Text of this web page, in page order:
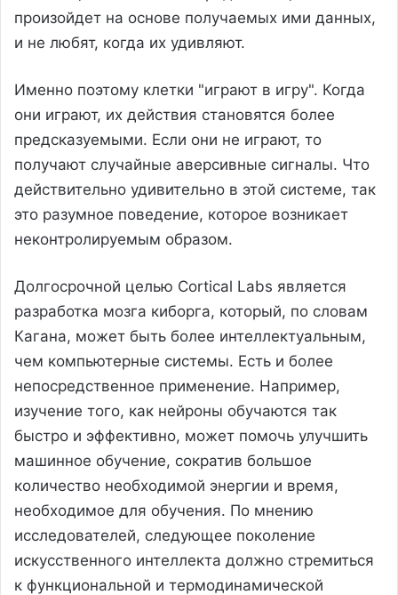
произойдет на основе получаемых ими данных,
и не любят, когда их удивляют.
Именно поэтому клетки "играют в игру". Когда
они играют, их действия становятся более
предсказуемыми. Если они не играют, то
получают случайные аверсивные сигналы. Что
действительно удивительно в этой системе, так
это разумное поведение, которое возникает
неконтролируемым образом.
Долгосрочной целью Cortical Labs является
разработка мозга киборга, который, по словам
Кагана, может быть более интеллектуальным,
чем компьютерные системы. Есть и более
непосредственное применение. Например,
изучение того, как нейроны обучаются так
быстро и эффективно, может помочь улучшить
машинное обучение, сократив большое
количество необходимой энергии и время,
необходимое для обучения. По мнению
исследователей, следующее поколение
искусственного интеллекта должно стремиться
к функциональной и термодинамической